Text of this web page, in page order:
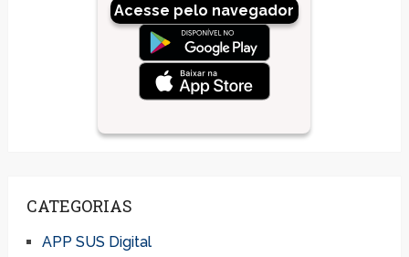
Acesse pelo navegador
CATEGORIAS
APP SUS Digital